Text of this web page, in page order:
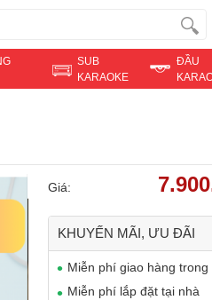
SUB
KARAOKE
ĐẦU
Giá:
KHUYẾN MÃI, ƯU ĐÃI
Miễn phí giao hàng
Miễn phí lắp đặt tại nhà